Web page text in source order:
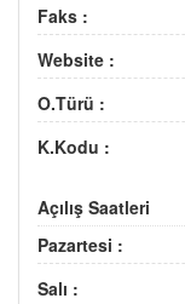
Faks :
Website :
O.Türü :
K.Kodu :
Açılış Saatleri
Pazartesi :
Salı :